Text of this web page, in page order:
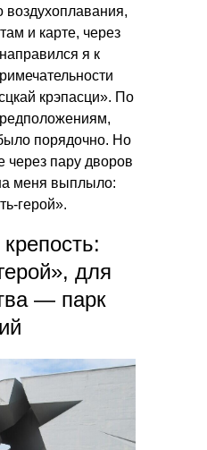
воздухоплавания,
и карте, через
я к
крэпасци». По
порядочно. Но
пару дворов
меня выплыло:
герой».
для
— парк